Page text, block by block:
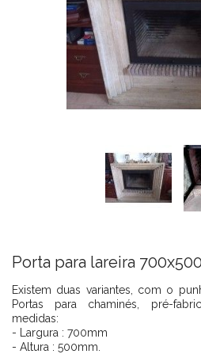
Porta para lareira
Existem duas variantes, com o
Portas para chaminés, pré-
medidas:
- Largura : 700mm
- Altura : 500mm.